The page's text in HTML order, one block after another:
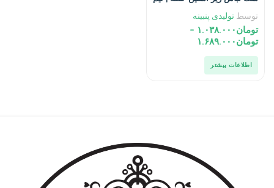
توسط تولیدی پنبینه
تومان۱.۰۳۸.۰۰۰ –
تومان۱.۶۸۹.۰۰۰
اطلاعات بیشتر